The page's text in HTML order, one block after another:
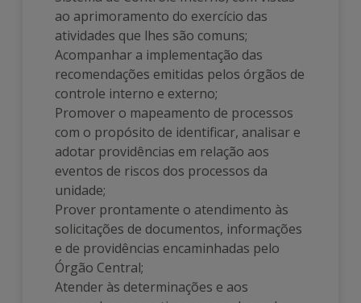
ao aprimoramento do exercício das
atividades que lhes são comuns;
Acompanhar a implementação das
recomendações emitidas pelos órgãos de
controle interno e externo;
Promover o mapeamento de processos
com o propósito de identificar, analisar e
adotar providências em relação aos
eventos de riscos dos processos da
unidade;
Prover prontamente o atendimento às
solicitações de documentos, informações
e de providências encaminhadas pelo
Órgão Central;
Atender às determinações e aos